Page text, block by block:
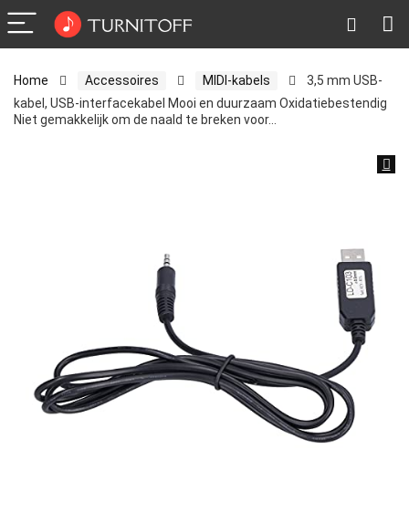
Home Accessoires MIDI-kabels
3,5 mm USB-
kabel, USB-interfacekabel Mooi en duurzaam Oxidatiebestendig
Niet gemakkelijk om de naald te breken voor…